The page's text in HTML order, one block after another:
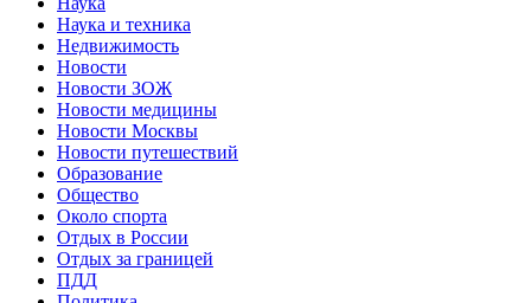
Наука и техника
Недвижимость
Новости
Новости ЗОЖ
Новости медицины
Новости Москвы
Новости путешествий
Образование
Общество
Около спорта
Отдых в России
Отдых за границей
ПДД